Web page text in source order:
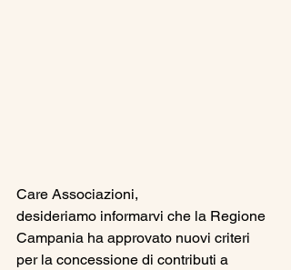
Care Associazioni,
desideriamo informarvi che la Regione
Campania ha approvato nuovi criteri
per la concessione di contributi a